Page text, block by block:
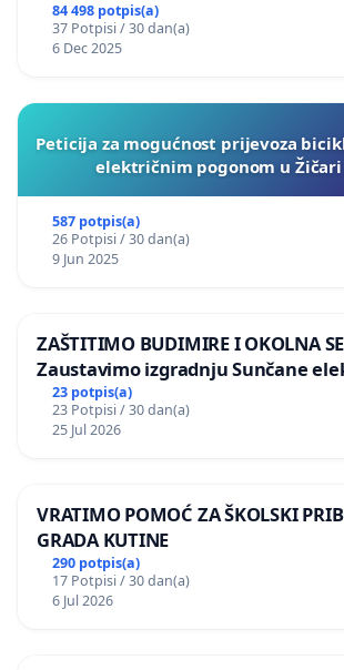
84 498 potpis(a)
37 Potpisi / 30 dan(a)
6 Dec 2025
Peticija za mogućnost prijevoza
električnim pogonom u Žičari
587 potpis(a)
26 Potpisi / 30 dan(a)
9 Jun 2025
ZAŠTITIMO BUDIMIRE I OKOLNA
Zaustavimo izgradnju Sunčane
Vedrine na području Ugljana
23 potpis(a)
23 Potpisi / 30 dan(a)
25 Jul 2026
VRATIMO POMOĆ ZA ŠKOLSKI
GRADA KUTINE
290 potpis(a)
17 Potpisi / 30 dan(a)
6 Jul 2026